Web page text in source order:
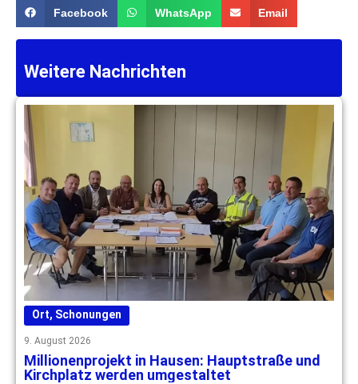
Facebook WhatsApp Email
Weitere Nachrichten
Ort, Schonungen
9. August 2026
Millionenprojekt in Hausen: Hauptstraße und
Kirchplatz werden umgestaltet